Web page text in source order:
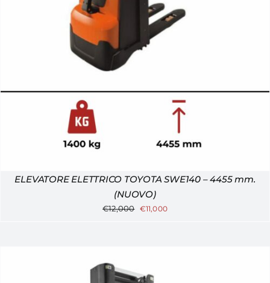
ELEVATORE ELETTRICO TOYOTA SWE140 – 4455 mm.
(NUOVO)
€12,000 €11,000